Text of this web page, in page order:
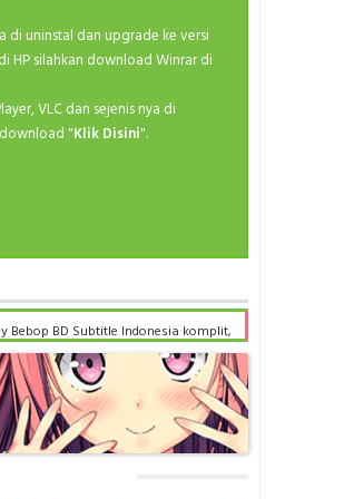
di uninstal dan upgrade ke versi
HP silahkan download Winrar di
VLC dan sejenis nya di
"Klik Disini".
Bebop BD Subtitle Indonesia komplit,
subtitle indonesia, Cowboy Bebop
bd, Cowboy Bebop Batch
Cowboy Bebop Batch Subtitle
donwload anime Cowboy Bebop
sub indo, download Cowboy
Batch Subtitle Indonesia batch
download Cowboy Bebop Batch
MKV 480P , donwload